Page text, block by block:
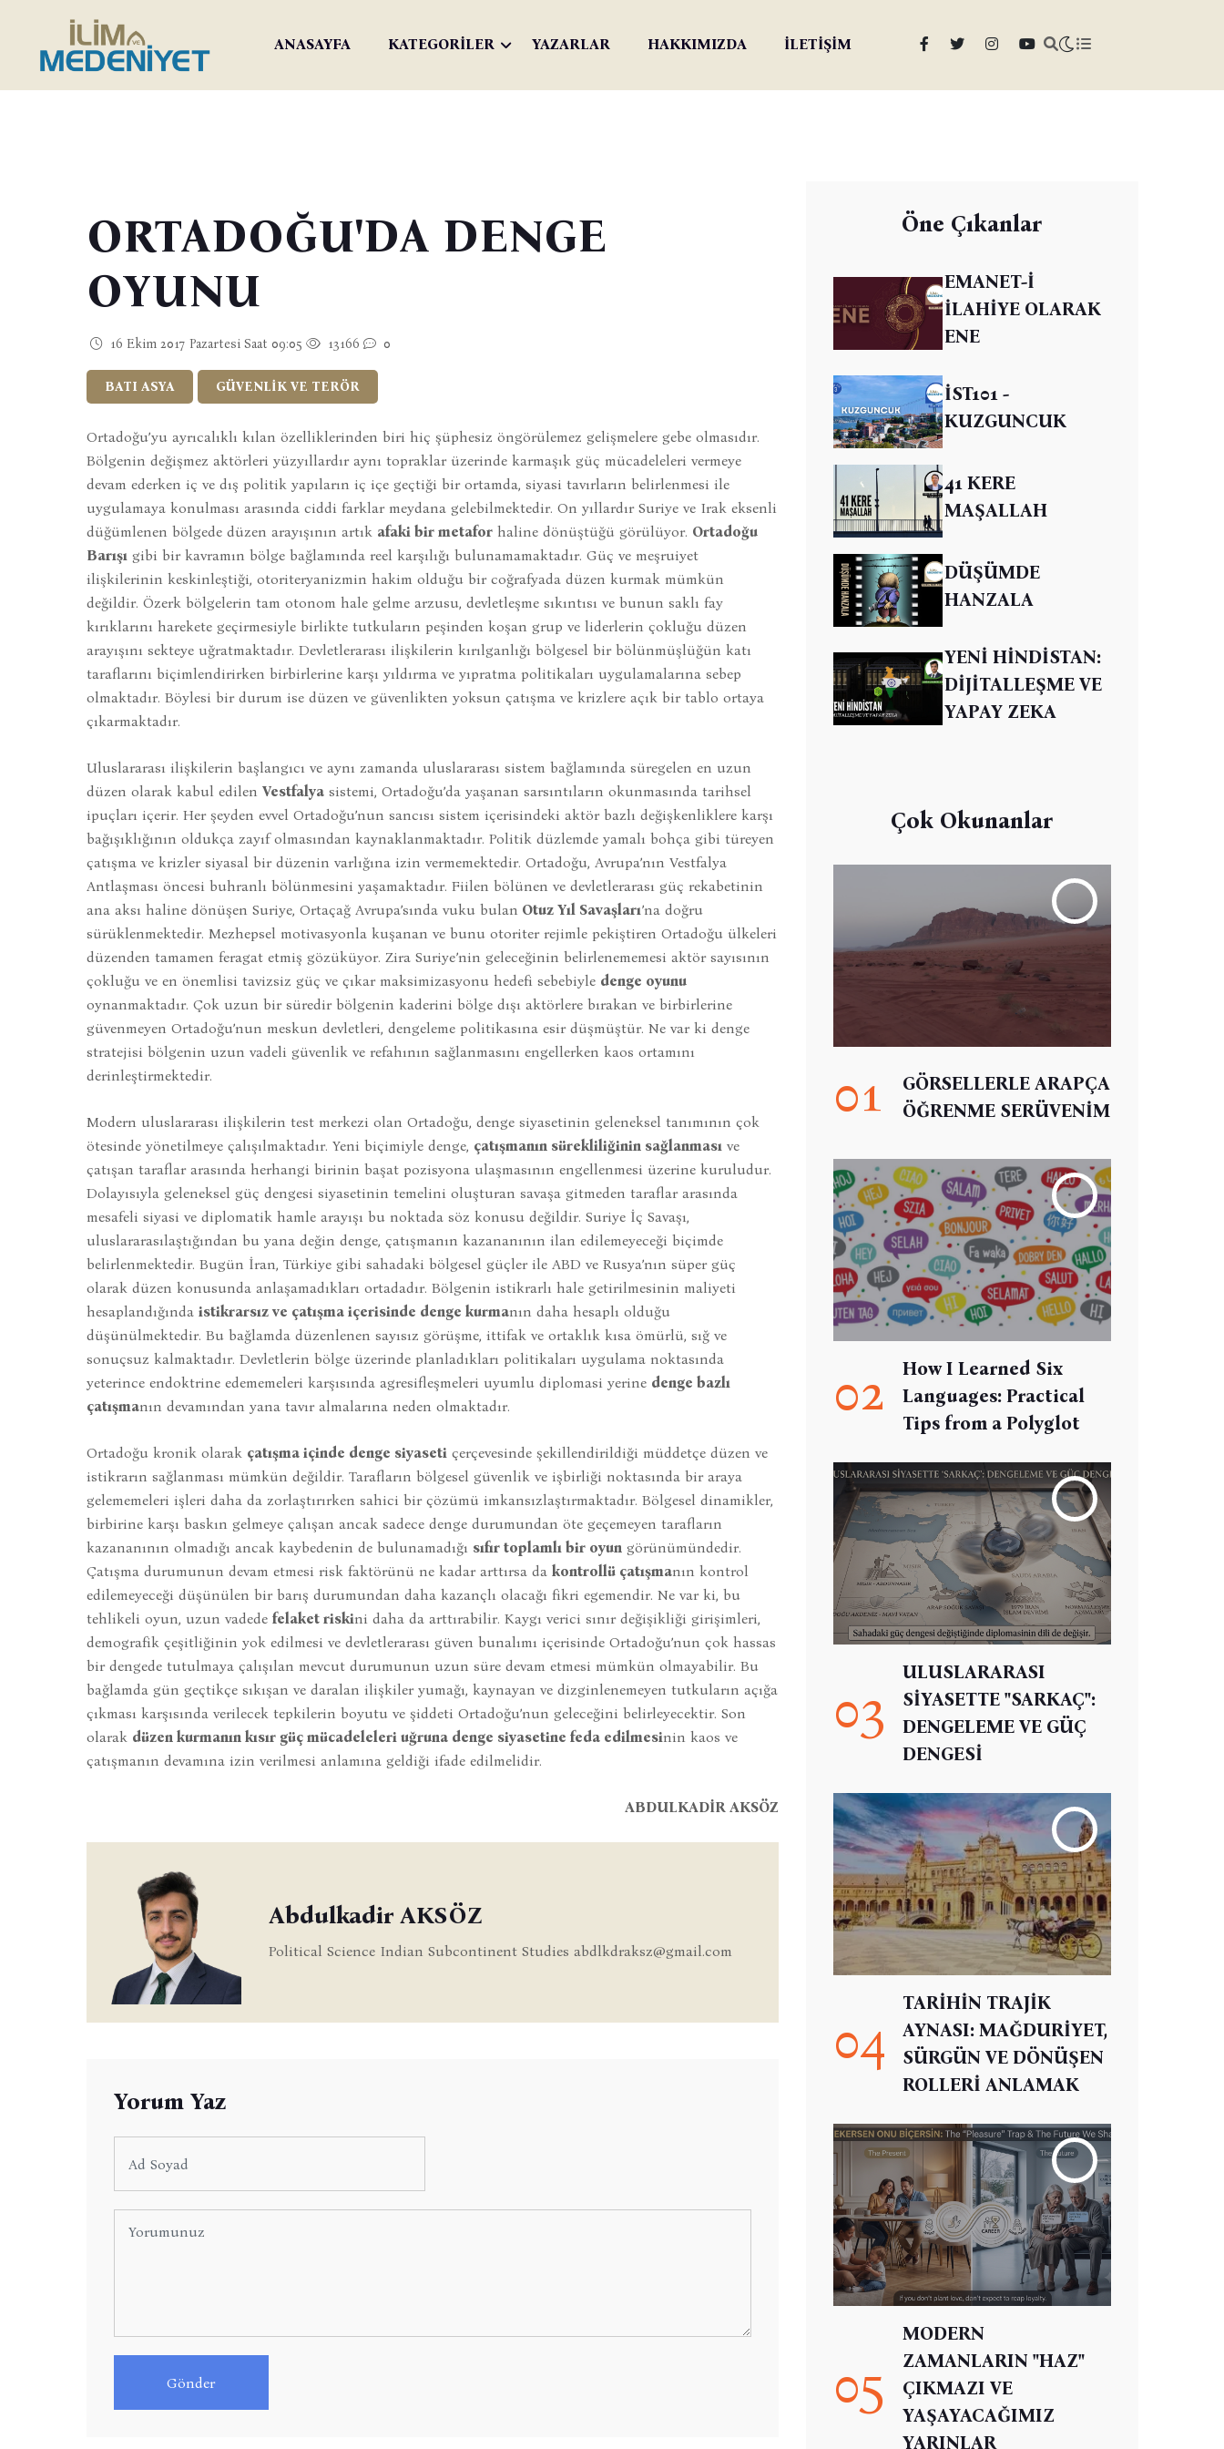
ANASAYFA KATEGORİLER YAZARLAR HAKKIMIZDA İLETİŞİM
ORTADOĞU'DA DENGE
OYUNU
16 Ekim 2017 Pazartesi Saat 09:05 13166 0
BATI ASYA GÜVENLİK VE TERÖR
Ortadoğu’yu ayrıcalıklı kılan özelliklerinden biri hiç şüphesiz öngörülemez gelişmelere gebe olmasıdır.
Bölgenin değişmez aktörleri yüzyıllardır aynı topraklar üzerinde karmaşık güç mücadeleleri vermeye
devam ederken iç ve dış politik yapıların iç içe geçtiği bir ortamda, siyasi tavırların belirlenmesi ile
uygulamaya konulması arasında ciddi farklar meydana gelebilmektedir. On yıllardır Suriye ve Irak eksenli
düğümlenen bölgede düzen arayışının artık afaki bir metaforhaline dönüştüğü görülüyor. Ortadoğu
Barışıgibi bir kavramın bölge bağlamında reel karşılığı bulunamamaktadır. Güç ve meşruiyet
ilişkilerinin keskinleştiği, otoriteryanizmin hakim olduğu bir coğrafyada düzen kurmak mümkün
değildir. Özerk bölgelerin tam otonom hale gelme arzusu, devletleşme sıkıntısı ve bunun saklı fay
kırıklarını harekete geçirmesiyle birlikte tutkuların peşinden koşan grup ve liderlerin çokluğu düzen
arayışını sekteye uğratmaktadır. Devletlerarası ilişkilerin kırılganlığı bölgesel bir bölünmüşlüğün katı
taraflarını biçimlendirirken birbirlerine karşı yıldırma ve yıpratma politikaları uygulamalarına sebep
olmaktadır. Böylesi bir durum ise düzen ve güvenlikten yoksun çatışma ve krizlere açık bir tablo ortaya
çıkarmaktadır.
Uluslararası ilişkilerin başlangıcı ve aynı zamanda uluslararası sistem bağlamında süregelen en uzun
düzen olarak kabul edilen Vestfalyasistemi, Ortadoğu’da yaşanan sarsıntıların okunmasında tarihsel
ipuçları içerir. Her şeyden evvel Ortadoğu’nun sancısı sistem içerisindeki aktör bazlı değişkenliklere karşı
bağışıklığının oldukça zayıf olmasından kaynaklanmaktadır. Politik düzlemde yamalı bohça gibi türeyen
çatışma ve krizler siyasal bir düzenin varlığına izin vermemektedir. Ortadoğu, Avrupa’nın Vestfalya
Antlaşması öncesi buhranlı bölünmesini yaşamaktadır. Fiilen bölünen ve devletlerarası güç rekabetinin
ana aksı haline dönüşen Suriye, Ortaçağ Avrupa’sında vuku bulanOtuz Yıl Savaşları’na doğru
sürüklenmektedir. Mezhepsel motivasyonla kuşanan ve bunu otoriter rejimle pekiştiren Ortadoğu ülkeleri
düzenden tamamen feragat etmiş gözüküyor. Zira Suriye’nin geleceğinin belirlenememesi aktör sayısının
çokluğu ve en önemlisi tavizsiz güç ve çıkar maksimizasyonu hedefi sebebiyle denge oyunu
oynanmaktadır. Çok uzun bir süredir bölgenin kaderini bölge dışı aktörlere bırakan ve birbirlerine
güvenmeyen Ortadoğu’nun meskun devletleri, dengeleme politikasına esir düşmüştür. Ne var ki denge
stratejisi bölgenin uzun vadeli güvenlik ve refahının sağlanmasını engellerken kaos ortamını
derinleştirmektedir.
Modern uluslararası ilişkilerin test merkezi olan Ortadoğu, denge siyasetinin geleneksel tanımının çok
ötesinde yönetilmeye çalışılmaktadır. Yeni biçimiyle denge, çatışmanın sürekliliğinin sağlanmasıve
çatışan taraflar arasında herhangi birinin başat pozisyona ulaşmasının engellenmesi üzerine kuruludur.
Dolayısıyla geleneksel güç dengesi siyasetinin temelini oluşturan savaşa gitmeden taraflar arasında
mesafeli siyasi ve diplomatik hamle arayışı bu noktada söz konusu değildir. Suriye İç Savaşı,
uluslararasılaştığından bu yana değin denge, çatışmanın kazananının ilan edilemeyeceği biçimde
belirlenmektedir. Bugün İran, Türkiye gibi sahadaki bölgesel güçler ile ABD ve Rusya’nın süper güç
olarak düzen konusunda anlaşamadıkları ortadadır. Bölgenin istikrarlı hale getirilmesinin maliyeti
hesaplandığında istikrarsız ve çatışma içerisinde denge kurmanın daha hesaplı olduğu
düşünülmektedir. Bu bağlamda düzenlenen sayısız görüşme, ittifak ve ortaklık kısa ömürlü, sığ ve
sonuçsuz kalmaktadır. Devletlerin bölge üzerinde planladıkları politikaları uygulama noktasında
yeterince endoktrine edememeleri karşısında agresifleşmeleri uyumlu diplomasi yerine denge bazlı
çatışmanın devamından yana tavır almalarına neden olmaktadır.
Ortadoğu kronik olarak çatışma içinde denge siyasetiçerçevesinde şekillendirildiği müddetçe düzen ve
istikrarın sağlanması mümkün değildir. Tarafların bölgesel güvenlik ve işbirliği noktasında bir araya
gelememeleri işleri daha da zorlaştırırken sahici bir çözümü imkansızlaştırmaktadır. Bölgesel dinamikler,
birbirine karşı baskın gelmeye çalışan ancak sadece denge durumundan öte geçemeyen tarafların
kazananının olmadığı ancak kaybedenin de bulunamadığı sıfır toplamlı bir oyungörünümündedir.
Çatışma durumunun devam etmesi risk faktörünü ne kadar arttırsa da kontrollü çatışmanın kontrol
edilemeyeceği düşünülen bir barış durumundan daha kazançlı olacağı fikri egemendir. Ne var ki, bu
tehlikeli oyun, uzun vadede felaket riskini daha da arttırabilir. Kaygı verici sınır değişikliği girişimleri,
demografik çeşitliğinin yok edilmesi ve devletlerarası güven bunalımı içerisinde Ortadoğu’nun çok hassas
bir dengede tutulmaya çalışılan mevcut durumunun uzun süre devam etmesi mümkün olmayabilir. Bu
bağlamda gün geçtikçe sıkışan ve daralan ilişkiler yumağı, kaynayan ve dizginlenemeyen tutkuların açığa
çıkması karşısında verilecek tepkilerin boyutu ve şiddeti Ortadoğu’nun geleceğini belirleyecektir. Son
olarak düzen kurmanın kısır güç mücadeleleri uğruna denge siyasetine feda edilmesinin kaos ve
çatışmanın devamına izin verilmesi anlamına geldiği ifade edilmelidir.
ABDULKADİR AKSÖZ
Abdulkadir AKSÖZ
Political Science Indian Subcontinent Studies abdlkdraksz@gmail.com
Yorum Yaz
Gönder
Öne Çıkanlar
EMANET-İ
İLAHİYE OLARAK
ENE
İST101 -
KUZGUNCUK
41 KERE
MAŞALLAH
DÜŞÜMDE
HANZALA
YENİ HİNDİSTAN:
DİJİTALLEŞME VE
YAPAY ZEKA
Çok Okunanlar
01
GÖRSELLERLE ARAPÇA
ÖĞRENME SERÜVENİM
02
How I Learned Six
Languages: Practical
Tips from a Polyglot
03
ULUSLARARASI
SİYASETTE "SARKAÇ":
DENGELEME VE GÜÇ
DENGESİ
04
TARİHİN TRAJİK
AYNASI: MAĞDURİYET,
SÜRGÜN VE DÖNÜŞEN
ROLLERİ ANLAMAK
05
MODERN
ZAMANLARIN "HAZ"
ÇIKMAZI VE
YAŞAYACAĞIMIZ
YARINLAR